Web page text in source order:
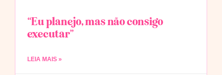
“Eu planejo, mas não consigo
executar”
LEIA MAIS »